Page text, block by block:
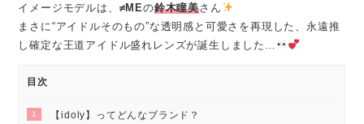
イメージモデルは、 ≠MEの鈴木瞳美さん
まさに“アイドルそのもの”な透明感と可愛さを再現した、永遠推
し確定な王道アイドル盛れレンズが誕生しました…
目次
1 【idoly】ってどんなブランド？